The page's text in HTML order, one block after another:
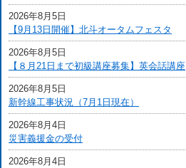
2026年8月5日
【9月13日開催】北斗オータムフェスタ
2026年8月5日
【８月21日まで初級講座募集】英会話講座
2026年8月5日
新幹線工事状況（7月1日現在）
2026年8月4日
災害義援金の受付
2026年8月4日